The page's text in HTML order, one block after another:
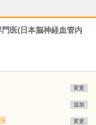
医(日本脳神経血管内
変更
追加
変更